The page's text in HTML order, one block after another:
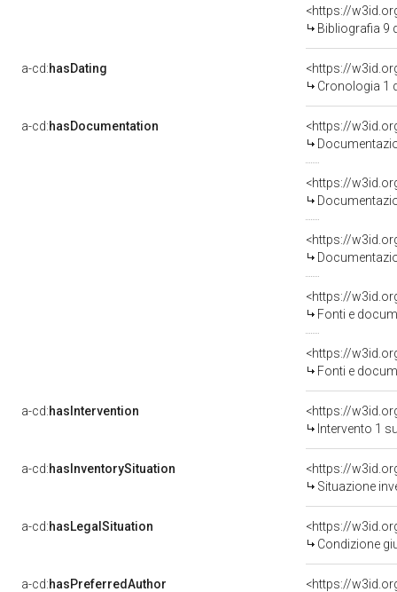
<https://
Bibliografia 9
a-cd:hasDating
<https://
Cronologia 1
a-cd:hasDocumentation
<https://
Fonti e
<https://
Fonti e
a-cd:hasIntervention
<https://
Intervento 1
a-cd:hasInventorySituation
<https://
Situazione
a-cd:hasLegalSituation
<https://
Condizione
a-cd:hasPreferredAuthor
<https://